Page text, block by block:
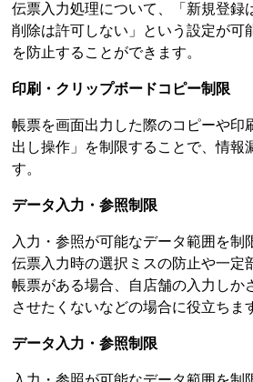
伝票入力処理について、「新規登録
削除は許可しない」という設定が可
を防止することができます。
印刷・クリップボードコピー制限
帳票を画面出力した際のコピーや印
出し操作」を制限することで、情報
す。
データ入力・参照制限
入力・参照が可能なデータ範囲を制
伝票入力時の選択ミスの防止や一定
帳票がある場合、自店舗の入力しか
させたくないなどの場合に役立ちま
データ入力・参照制限